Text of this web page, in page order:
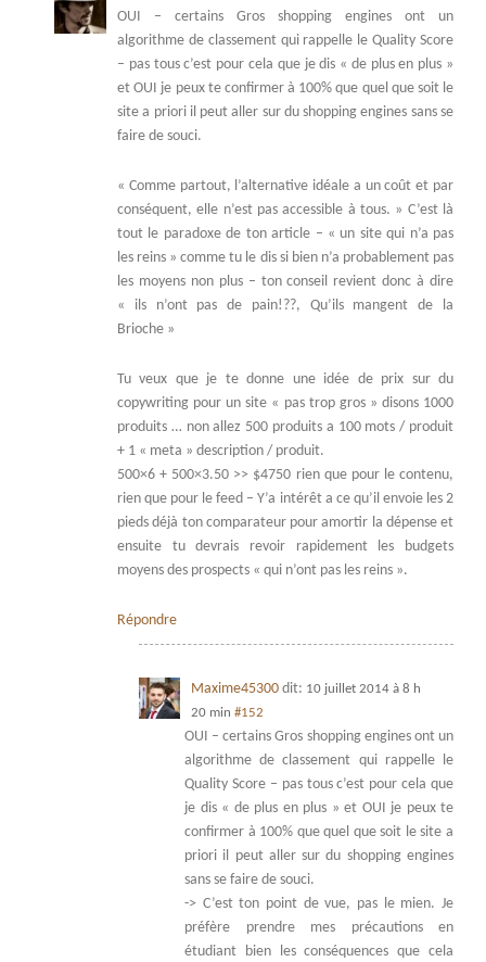
OUI – certains Gros shopping engines ont un
algorithme de classement qui rappelle le Quality Score
– pas tous c’est pour cela que je dis « de plus en plus »
et OUI je peux te confirmer à 100% que quel que soit le
site a priori il peut aller sur du shopping engines sans se
faire de souci.
« Comme partout, l’alternative idéale a un coût et par
conséquent, elle n’est pas accessible à tous. » C’est là
tout le paradoxe de ton article – « un site qui n’a pas
les reins » comme tu le dis si bien n’a probablement pas
les moyens non plus – ton conseil revient donc à dire
« ils n’ont pas de pain!??, Qu’ils mangent de la
Brioche »
Tu veux que je te donne une idée de prix sur du
copywriting pour un site « pas trop gros » disons 1000
produits … non allez 500 produits a 100 mots / produit
+ 1 « meta » description / produit.
500×6 + 500×3.50 >> $4750 rien que pour le contenu,
rien que pour le feed – Y’a intérêt a ce qu’il envoie les 2
pieds déjà ton comparateur pour amortir la dépense et
ensuite tu devrais revoir rapidement les budgets
moyens des prospects « qui n’ont pas les reins ».
Répondre
Maxime45300 dit: 10 juillet 2014 à 8 h
20 min #152
OUI – certains Gros shopping engines ont un
algorithme de classement qui rappelle le
Quality Score – pas tous c’est pour cela que
je dis « de plus en plus » et OUI je peux te
confirmer à 100% que quel que soit le site a
priori il peut aller sur du shopping engines
sans se faire de souci.
-> C’est ton point de vue, pas le mien. Je
préfère prendre mes précautions en
étudiant bien les conséquences que cela